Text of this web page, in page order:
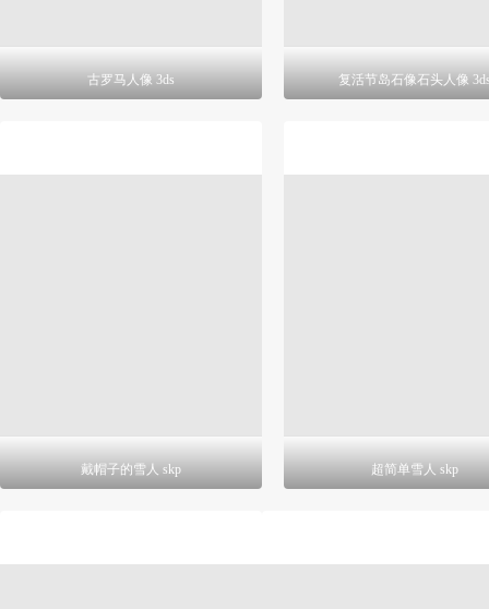
古罗马人像 3ds 复活节岛石像石头人像
戴帽子的雪人 skp 超简单雪人 skp